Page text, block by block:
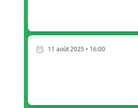
11 août 2025 • 16:00